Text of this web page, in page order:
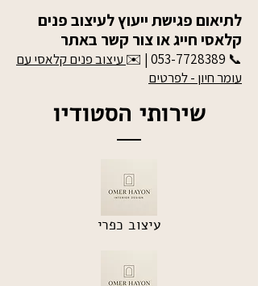
לתיאום פגישת ייעוץ לעיצוב פנים
קלאסי חייג או צור קשר באתר
📞
053-7728389
| ✉️ עיצוב פנים קלאסי עם
עומר חיון - לפרטים
שירותי הסטודיו
עיצוב כפרי